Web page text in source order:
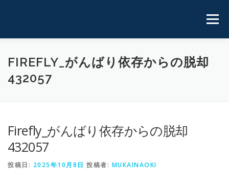
メニュ
ホーム 実 績 プロフィール 運用サイト
FIREFLY_がんばり依存からの脱却
432057
Firefly_がんばり依存からの脱却
432057
投稿日: 2025年10月8日 投稿者: MUKAINAOKI